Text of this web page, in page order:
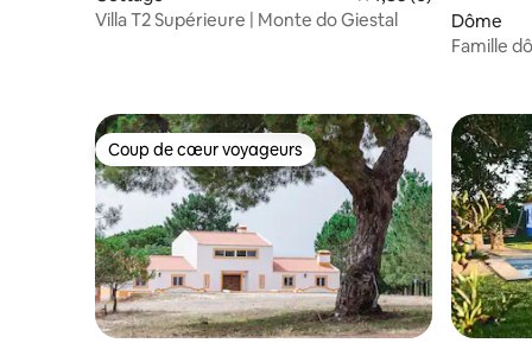
Villa T2 Supérieure | Monte do Giestal
Dôme
Famille
Coup de cœur voyageurs
Coup de cœur voyageurs